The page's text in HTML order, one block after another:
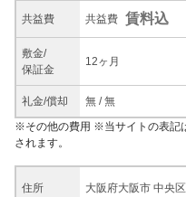
共益費 共益費 賃料込
敷金/
保証金
12ヶ月
礼金/償却 無 /無
住所 大阪府大阪市 中央
※その他の費用 ※当サイトの表記
されます。